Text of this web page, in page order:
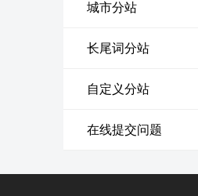
城市分站
长尾词分站
自定义分站
在线提交问题